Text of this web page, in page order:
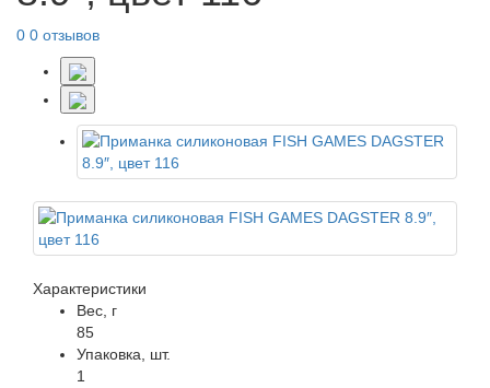
0 0 отзывов
Характеристики
Вес, г
85
Упаковка, шт.
1